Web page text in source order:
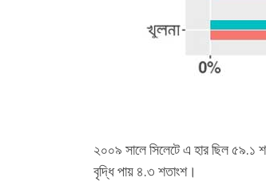
২০০৯ সালে সিলেটে এ হার ছিল ৫৯.১
বৃদ্ধি পায় ৪.৩ শতাংশ।